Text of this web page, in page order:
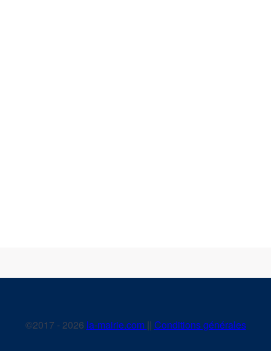
©2017 - 2026 la-mairie.com || Conditions générales